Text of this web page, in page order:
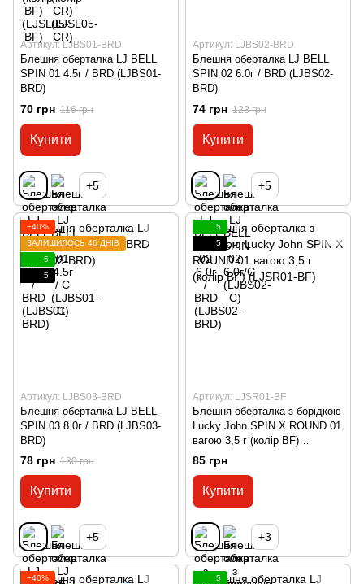
Артикул: LJBS01-BRD
Блешня оберталка LJ BELL
SPIN 01 4.5г / BRD (LJBS01-
BRD)
70 грн 116 грн
Купити
+5
Артикул: LJBS02-BRD
Блешня оберталка LJ BELL
SPIN 02 6.0г / BRD (LJBS02-
BRD)
74 грн 123 грн
Купити
+5
−40%
ЗАЛИШИЛОСЬ 46 ДНІВ
5
5
Артикул: LJBS03-BRD
Блешня оберталка LJ BELL
SPIN 03 8.0г / BRD (LJBS03-
BRD)
78 грн 130 грн
Купити
+5
5
5
Артикул: LJSR01-BF
Блешня оберталка з борідкою
Lucky John SPIN X ROUND 01
вагою 3,5 г (колір BF)
(LJSR01-BF)
85 грн
Купити
+3
−40%
5